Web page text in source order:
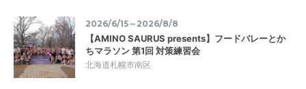
2026/6/15～2026/8/8
【AMINO SAURUS presents】フードバレーとか
ちマラソン 第1回 対策練習会
北海道札幌市南区